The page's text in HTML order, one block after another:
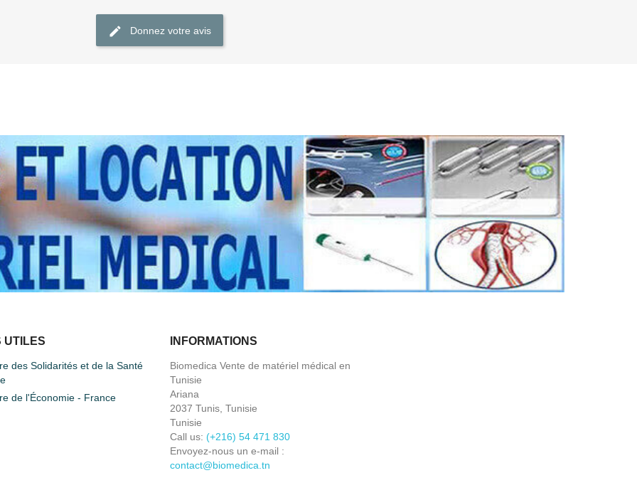
Donnez votre avis
UTILES
des Solidarités et de la Santé
de l'Économie - France
INFORMATIONS
Biomedica Vente de matériel médical en
Tunisie
Ariana
2037 Tunis, Tunisie
Tunisie
Call us: (+216) 54 471 830
Envoyez-nous un e-mail :
contact@biomedica.tn